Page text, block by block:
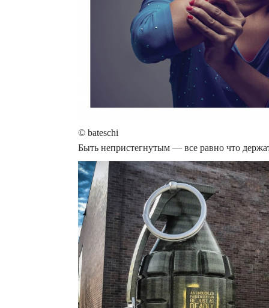
© bateschi
Быть непристегнутым — все равно что